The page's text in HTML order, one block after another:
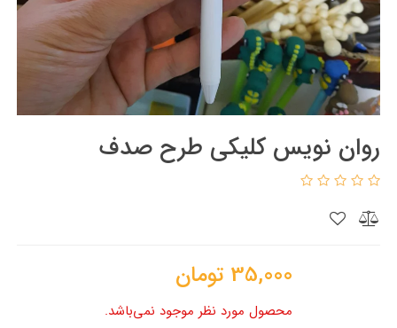
روان نویس کلیکی طرح صدف
35,000 تومان
محصول مورد نظر موجود نمی‌باشد.